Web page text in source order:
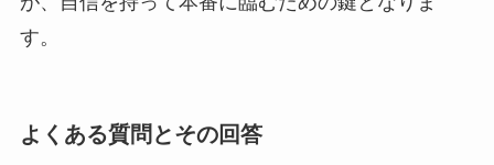
す。
よくある質問とその回答